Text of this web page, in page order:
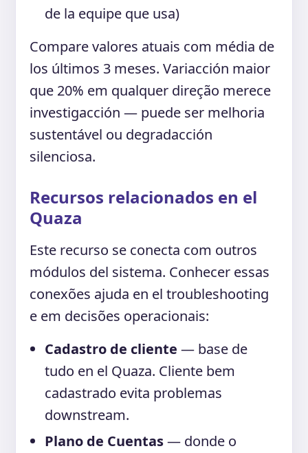
de la equipe que usa)
Compare valores atuais com média de
los últimos 3 meses. Variacción maior
que 20% em qualquer direção merece
investigacción — puede ser melhoria
sustentável ou degradacción
silenciosa.
Recursos relacionados en el
Quaza
Este recurso se conecta com outros
módulos del sistema. Conhecer essas
conexões ajuda en el troubleshooting
e em decisões operacionais:
Cadastro de cliente — base de
tudo en el Quaza. Cliente bem
cadastrado evita problemas
downstream.
Plano de Cuentas— donde o